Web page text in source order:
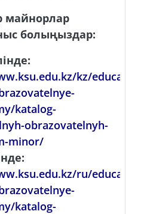
майнорлар
болыңыздар:
kz/
katalog-
obrazovatelnyh-
minor/
ru/
katalog-